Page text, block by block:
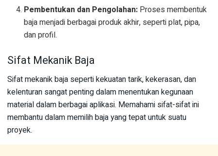
Pembentukan dan Pengolahan: Proses membentuk
baja menjadi berbagai produk akhir, seperti plat, pipa,
dan profil.
Sifat Mekanik Baja
Sifat mekanik baja seperti kekuatan tarik, kekerasan, dan
kelenturan sangat penting dalam menentukan kegunaan
material dalam berbagai aplikasi. Memahami sifat-sifat ini
membantu dalam memilih baja yang tepat untuk suatu
proyek.